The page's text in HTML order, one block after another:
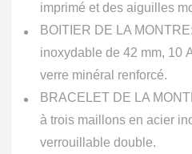
imprimé et des aiguilles
BOITIER DE LA MONTRE:
inoxydable de 42 mm, 10
verre minéral renforcé.
BRACELET DE LA
à trois maillons en acier
verrouillable double.